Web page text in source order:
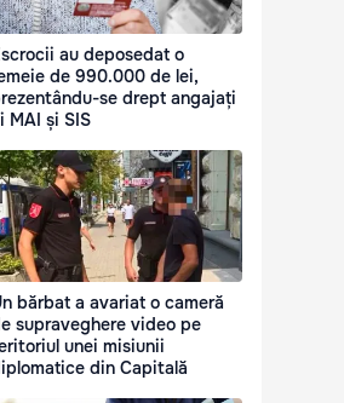
au deposedat o
de 990.000 de lei,
se drept angajați
MAI și SIS
bărbat a avariat o cameră
supraveghere video pe
unei misiunii
din Capitală